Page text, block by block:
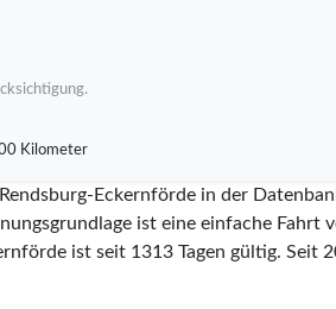
Kilometer
Eckernförde in der
ist eine einfache
ist seit 1313Tagen gültig. Seit